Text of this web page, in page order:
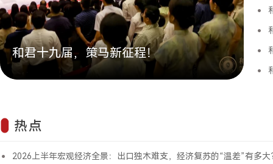
和君十九届，策马新征程！
热点
2026上半年宏观经济全景：出口独木难支，经济复苏的“温差”有多大